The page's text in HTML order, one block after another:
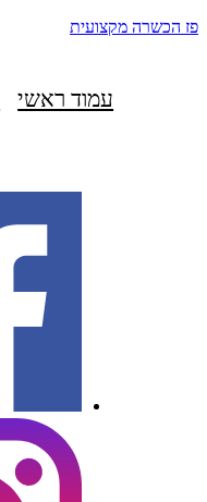
פז הכשרה מקצועית
עמוד ראשי